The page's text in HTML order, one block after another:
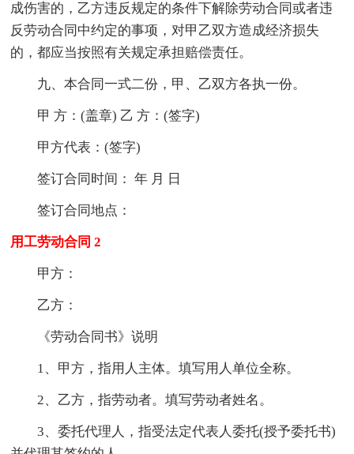
成伤害的，乙方违反规定的条件下解除劳动合同或者违
反劳动合同中约定的事项，对甲乙双方造成经济损失
的，都应当按照有关规定承担赔偿责任。
九、本合同一式二份，甲、乙双方各执一份。
甲 方：(盖章) 乙 方：(签字)
甲方代表：(签字)
签订合同时间： 年 月 日
签订合同地点：
用工劳动合同 2
甲方：
乙方：
《劳动合同书》说明
1、甲方，指用人主体。填写用人单位全称。
2、乙方，指劳动者。填写劳动者姓名。
3、委托代理人，指受法定代表人委托(授予委托书)